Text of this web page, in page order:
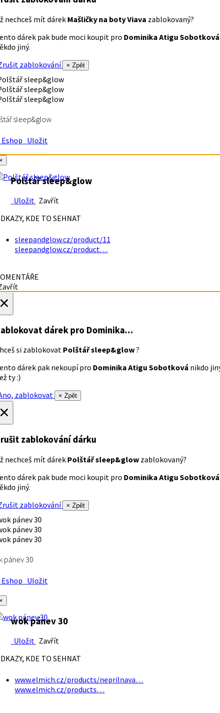
nechceš mít dárek Mašličky na boty Viava zablokovaný?
dárek pak bude moci koupit pro Dominika Atigu Sobotková
jiný.
zablokování
× Zpět
sleep&glow
Uložit
Polštář sleep&glow
Uložit Zavřít
KDE TO SEHNAT
sleepandglow.cz/product/11
sleepandglow.cz/product…
dárek pro Dominika…
si zablokovat Polštář sleep&glow?
dárek pak nekoupí pro Dominika Atigu Sobotková nikdo
ty :)
zablokovat
× Zpět
zablokování dárku
nechceš mít dárek Polštář sleep&glow zablokovaný?
dárek pak bude moci koupit pro Dominika Atigu Sobotková
jiný.
zablokování
× Zpět
pánev 30
Uložit
wok pánev 30
Uložit Zavřít
KDE TO SEHNAT
www.elmich.cz/products/neprilnava…
www.elmich.cz/products…